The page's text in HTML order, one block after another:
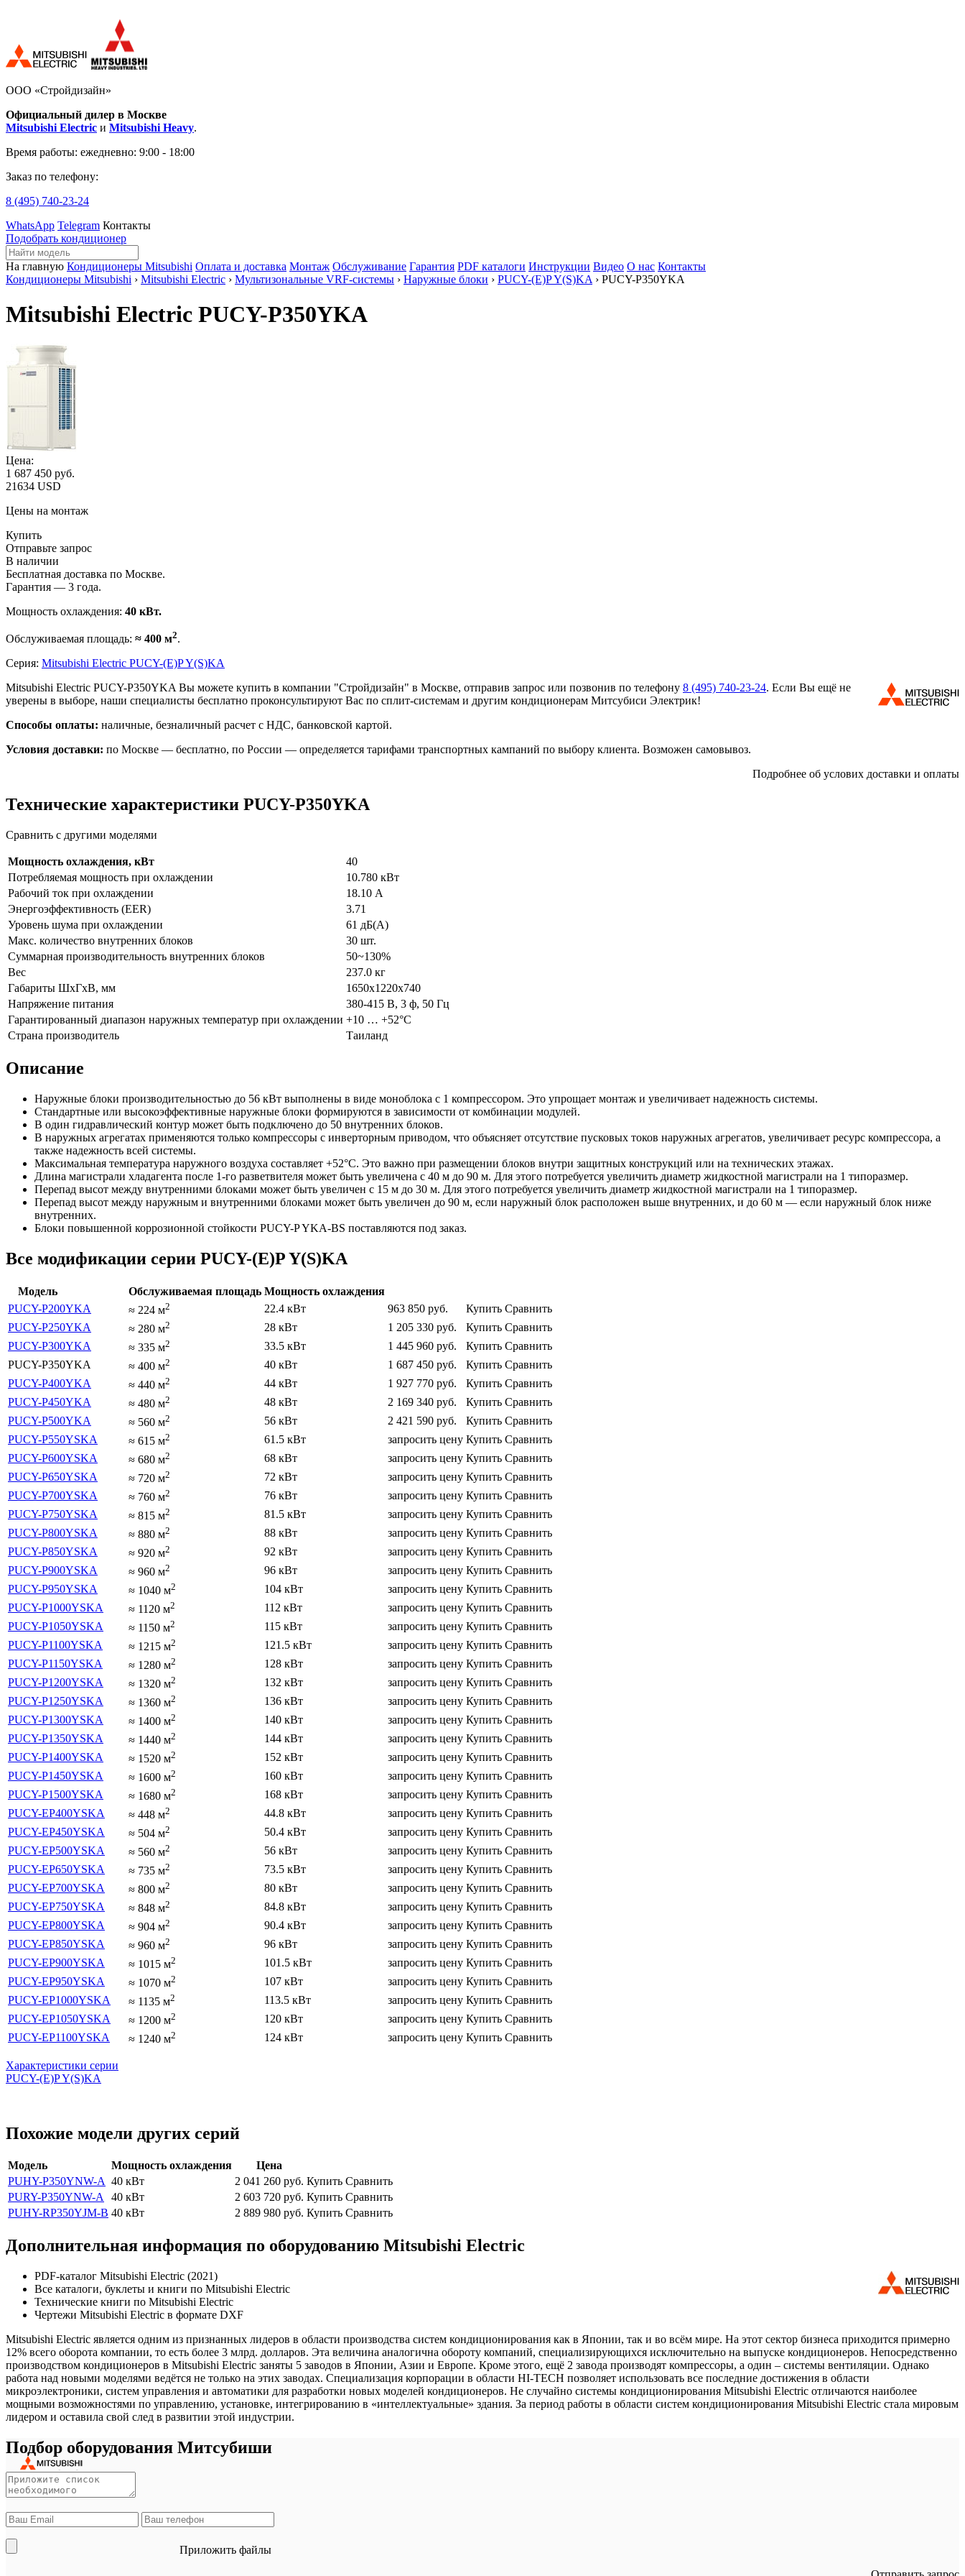
ООО «Стройдизайн»
Официальный дилер в Москве
Mitsubishi Electric и Mitsubishi Heavy.
Время работы: ежедневно: 9:00 - 18:00
Заказ по телефону:
8 (495) 740-23-24
WhatsApp Telegram Контакты
Подобрать кондиционер
На главную Кондиционеры Mitsubishi Оплата и доставка Монтаж Обслуживание Гарантия PDF каталоги Инструкции Видео О нас Контакты
Кондиционеры Mitsubishi › Mitsubishi Electric › Мультизональные VRF-системы › Наружные блоки › PUCY-(E)P Y(S)KA › PUCY-P350YKA
Mitsubishi Electric PUCY-P350YKA
Цена:
1 687 450 руб.
21634 USD
Цены на монтаж
Купить
Отправьте запрос
В наличии
Бесплатная доставка по Москве.
Гарантия — 3 года.
Мощность охлаждения: 40 кВт.
Обслуживаемая площадь: ≈ 400 м2.
Серия: Mitsubishi Electric PUCY-(E)P Y(S)KA
Mitsubishi Electric PUCY-P350YKA Вы можете купить в компании "Стройдизайн" в Москве, отправив запрос или позвонив по телефону 8 (495) 740-23-24. Если Вы ещё не
уверены в выборе, наши специалисты бесплатно проконсультируют Вас по сплит-системам и другим кондиционерам Митсубиси Электрик!
Способы оплаты: наличные, безналичный расчет с НДС, банковской картой.
Условия доставки: по Москве — бесплатно, по России — определяется тарифами транспортных кампаний по выбору клиента. Возможен самовывоз.
Подробнее об услових доставки и оплаты
Технические характеристики PUCY-P350YKA
Сравнить с другими моделями
Мощность охлаждения, кВт
40
Потребляемая мощность при охлаждении
10.780 кВт
Рабочий ток при охлаждении
18.10 А
Энергоэффективность (EER)
3.71
Уровень шума при охлаждении
61 дБ(А)
Макс. количество внутренних блоков
30 шт.
Суммарная производительность внутренних блоков
50~130%
Вес
237.0 кг
Габариты ШхГхВ, мм
1650x1220x740
Напряжение питания
380-415 В, 3 ф, 50 Гц
Гарантированный диапазон наружных температур при охлаждении +10 … +52°C
Страна производитель
Таиланд
Описание
Наружные блоки производительностью до 56 кВт выполнены в виде моноблока с 1 компрессором. Это упрощает монтаж и увеличивает надежность системы.
Стандартные или высокоэффективные наружные блоки формируются в зависимости от комбинации модулей.
В один гидравлический контур может быть подключено до 50 внутренних блоков.
В наружных агрегатах применяются только компрессоры с инверторным приводом, что объясняет отсутствие пусковых токов наружных агрегатов, увеличивает ресурс компрессора, а
также надежность всей системы.
Максимальная температура наружного воздуха составляет +52°С. Это важно при размещении блоков внутри защитных конструкций или на технических этажах.
Длина магистрали хладагента после 1-го разветвителя может быть увеличена с 40 м до 90 м. Для этого потребуется увеличить диаметр жидкостной магистрали на 1 типоразмер.
Перепад высот между внутренними блоками может быть увеличен с 15 м до 30 м. Для этого потребуется увеличить диаметр жидкостной магистрали на 1 типоразмер.
Перепад высот между наружным и внутренними блоками может быть увеличен до 90 м, если наружный блок расположен выше внутренних, и до 60 м — если наружный блок ниже
внутренних.
Блоки повышенной коррозионной стойкости PUCY-P YKA-BS поставляются под заказ.
Все модификации серии PUCY-(E)P Y(S)KA
Модель Обслуживаемая площадь Мощность охлаждения
PUCY-P200YKA
≈ 224 м2 22.4 кВт 963 850 руб. Купить Сравнить
PUCY-P250YKA
≈ 280 м2 28 кВт 1 205 330 руб. Купить Сравнить
PUCY-P300YKA
≈ 335 м2 33.5 кВт 1 445 960 руб. Купить Сравнить
PUCY-P350YKA
≈ 400 м2 40 кВт 1 687 450 руб. Купить Сравнить
PUCY-P400YKA
≈ 440 м2 44 кВт 1 927 770 руб. Купить Сравнить
PUCY-P450YKA
≈ 480 м2 48 кВт 2 169 340 руб. Купить Сравнить
PUCY-P500YKA
≈ 560 м2 56 кВт 2 421 590 руб. Купить Сравнить
PUCY-P550YSKA
≈ 615 м2 61.5 кВт запросить цену Купить Сравнить
PUCY-P600YSKA
≈ 680 м2 68 кВт запросить цену Купить Сравнить
PUCY-P650YSKA
≈ 720 м2 72 кВт запросить цену Купить Сравнить
PUCY-P700YSKA
≈ 760 м2 76 кВт запросить цену Купить Сравнить
PUCY-P750YSKA
≈ 815 м2 81.5 кВт запросить цену Купить Сравнить
PUCY-P800YSKA
≈ 880 м2 88 кВт запросить цену Купить Сравнить
PUCY-P850YSKA
≈ 920 м2 92 кВт запросить цену Купить Сравнить
PUCY-P900YSKA
≈ 960 м2 96 кВт запросить цену Купить Сравнить
PUCY-P950YSKA
≈ 1040 м2 104 кВт запросить цену Купить Сравнить
PUCY-P1000YSKA
≈ 1120 м2 112 кВт запросить цену Купить Сравнить
PUCY-P1050YSKA
≈ 1150 м2 115 кВт запросить цену Купить Сравнить
PUCY-P1100YSKA
≈ 1215 м2 121.5 кВт запросить цену Купить Сравнить
PUCY-P1150YSKA
≈ 1280 м2 128 кВт запросить цену Купить Сравнить
PUCY-P1200YSKA
≈ 1320 м2 132 кВт запросить цену Купить Сравнить
PUCY-P1250YSKA
≈ 1360 м2 136 кВт запросить цену Купить Сравнить
PUCY-P1300YSKA
≈ 1400 м2 140 кВт запросить цену Купить Сравнить
PUCY-P1350YSKA
≈ 1440 м2 144 кВт запросить цену Купить Сравнить
PUCY-P1400YSKA
≈ 1520 м2 152 кВт запросить цену Купить Сравнить
PUCY-P1450YSKA
≈ 1600 м2 160 кВт запросить цену Купить Сравнить
PUCY-P1500YSKA
≈ 1680 м2 168 кВт запросить цену Купить Сравнить
PUCY-EP400YSKA
≈ 448 м2 44.8 кВт запросить цену Купить Сравнить
PUCY-EP450YSKA
≈ 504 м2 50.4 кВт запросить цену Купить Сравнить
PUCY-EP500YSKA
≈ 560 м2 56 кВт запросить цену Купить Сравнить
PUCY-EP650YSKA
≈ 735 м2 73.5 кВт запросить цену Купить Сравнить
PUCY-EP700YSKA
≈ 800 м2 80 кВт запросить цену Купить Сравнить
PUCY-EP750YSKA
≈ 848 м2 84.8 кВт запросить цену Купить Сравнить
PUCY-EP800YSKA
≈ 904 м2 90.4 кВт запросить цену Купить Сравнить
PUCY-EP850YSKA
≈ 960 м2 96 кВт запросить цену Купить Сравнить
PUCY-EP900YSKA
≈ 1015 м2 101.5 кВт запросить цену Купить Сравнить
PUCY-EP950YSKA
≈ 1070 м2 107 кВт запросить цену Купить Сравнить
PUCY-EP1000YSKA
≈ 1135 м2 113.5 кВт запросить цену Купить Сравнить
PUCY-EP1050YSKA
≈ 1200 м2 120 кВт запросить цену Купить Сравнить
PUCY-EP1100YSKA
≈ 1240 м2 124 кВт запросить цену Купить Сравнить
Характеристики серии
PUCY-(E)P Y(S)KA
Похожие модели других серий
Модель Мощность охлаждения
Цена
PUHY-P350YNW-A 40 кВт 2 041 260 руб. Купить Сравнить
PURY-P350YNW-A 40 кВт 2 603 720 руб. Купить Сравнить
PUHY-RP350YJM-B 40 кВт 2 889 980 руб. Купить Сравнить
Дополнительная информация по оборудованию Mitsubishi Electric
PDF-каталог Mitsubishi Electric (2021)
Все каталоги, буклеты и книги по Mitsubishi Electric
Технические книги по Mitsubishi Electric
Чертежи Mitsubishi Electric в формате DXF
Mitsubishi Electric является одним из признанных лидеров в области производства систем кондиционирования как в Японии, так и во всём мире. На этот сектор бизнеса приходится примерно
12% всего оборота компании, то есть более 3 млрд. долларов. Эта величина аналогична обороту компаний, специализирующихся исключительно на выпуске кондиционеров. Непосредственно
производством кондиционеров в Mitsubishi Electric заняты 5 заводов в Японии, Азии и Европе. Кроме этого, ещё 2 завода производят компрессоры, а один – системы вентиляции. Однако
работа над новыми моделями ведётся не только на этих заводах. Специализация корпорации в области HI-TECH позволяет использовать все последние достижения в области
микроэлектроники, систем управления и автоматики для разработки новых моделей кондиционеров. Не случайно системы кондиционирования Mitsubishi Electric отличаются наиболее
мощными возможностями по управлению, установке, интегрированию в «интеллектуальные» здания. За период работы в области систем кондиционирования Mitsubishi Electric стала мировым
лидером и оставила свой след в развитии этой индустрии.
Подбор оборудования Митсубиши
Приложить файлы